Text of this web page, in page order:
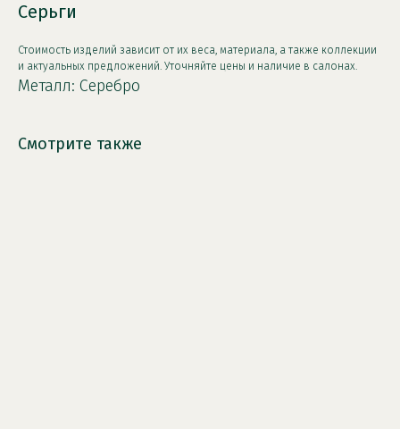
Серьги
Стоимость изделий зависит от их веса, материала, а также коллекции
и актуальных предложений. Уточняйте цены и наличие в салонах.
Металл: Серебро
Смотрите также